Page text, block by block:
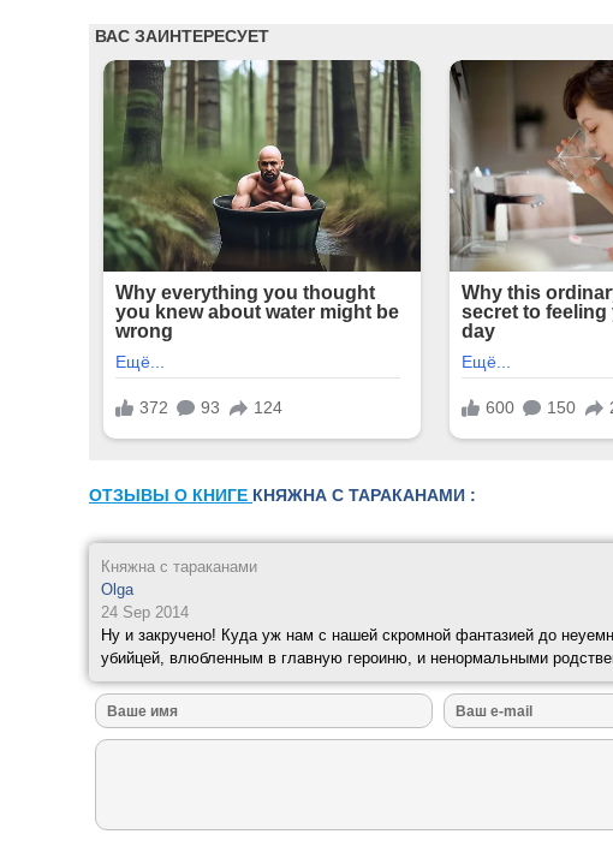
ОТЗЫВЫ О КНИГЕ КНЯЖНА С ТАРАКАНАМИ :
Княжна с тараканами
Olga
24 Sep 2014
Ну и закручено! Куда уж нам с нашей скромной фантазией до
убийцей, влюбленным в главную героиню, и ненормальными